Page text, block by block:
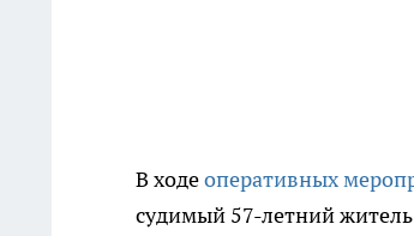
В ходеоперативных
судимый 57-летний